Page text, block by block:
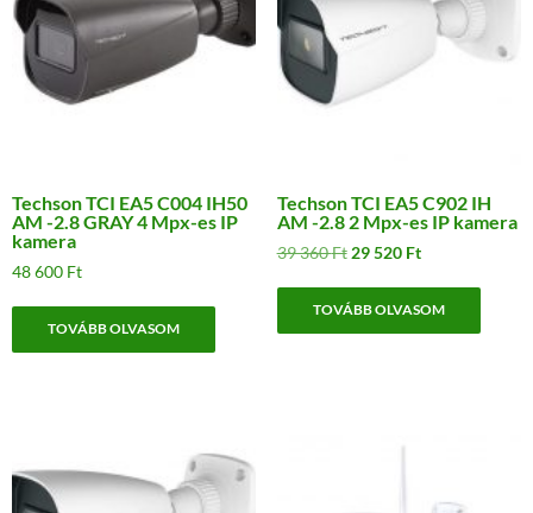
Techson TCI EA5 C004 IH50
AM -2.8 GRAY 4 Mpx-es IP
kamera
48 600 Ft
TOVÁBB OLVASOM
Techson TCI EA5 C902 IH
AM -2.8 2 Mpx-es IP kamera
39 360Ft Original
was:
29 520 FtCurrent
TOVÁBB OLVASOM